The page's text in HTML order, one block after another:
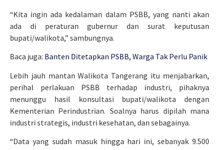
“Kita ingin ada kedalaman dalam PSBB, yang nanti akan
ada di peraturan gubernur dan surat keputusan
bupati/walikota,” sambungnya.
Baca juga: Banten Ditetapkan PSBB, Warga Tak Perlu Panik
Lebih jauh mantan Walikota Tangerang itu menjabarkan,
perihal perlakuan PSBB terhadap industri, pihaknya
menunggu hasil konsultasi bupati/walikota dengan
Kementerian Perindustrian. Soalnya harus dipilah mana
industri strategis, industri kesehatan, dan sebagainya.
“Data yang sudah masuk hingga hari ini, sebanyak 9.500